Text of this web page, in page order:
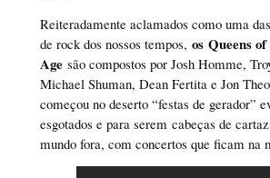
Reiteradamente aclamados como uma
de rock dos nossos tempos, os Queens
Agesão compostos por Josh Homme,
Michael Shuman, Dean Fertita e Jon
começou no deserto “festas de gerador”
esgotados e para serem cabeças de
mundo fora, com concertos que ficam na